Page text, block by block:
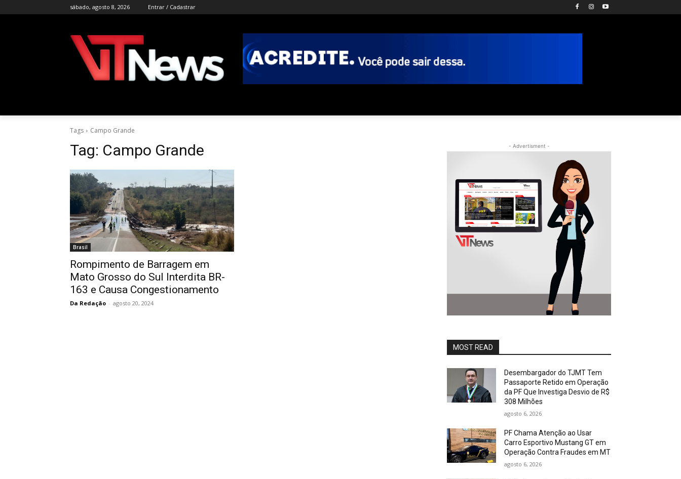
sábado, agosto 8, 2026 Entrar / Cadastrar
Tags Campo Grande
Tag: Campo Grande
Brasil
Rompimento de Barragem em
Mato Grosso do Sul Interdita BR-
163 e Causa Congestionamento
Da Redação - agosto 20, 2024
- Advertisment -
MOST READ
Desembargador do TJMT Tem
Passaporte Retido em Operação
da PF Que Investiga Desvio de R$
308 Milhões
agosto 6, 2026
PF Chama Atenção ao Usar
Carro Esportivo Mustang GT em
Operação Contra Fraudes em MT
agosto 6, 2026